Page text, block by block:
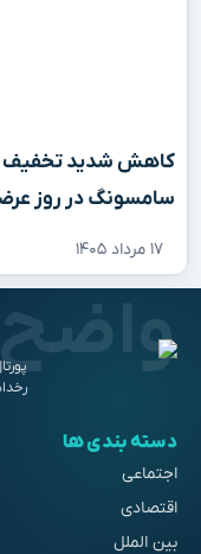
سامسونگ در روز
۱۷ مرداد ۱۴۰۵
دسته بندی ها
اجتماعی
اقتصادی
بین الملل